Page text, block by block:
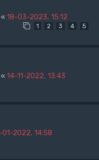
« 18-03-2023, 15:12
1 2 3 4 5
« 14-11-2022, 13:43
2022, 14:58